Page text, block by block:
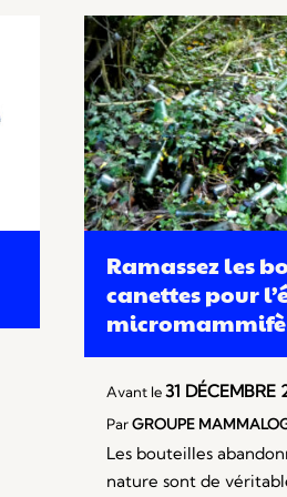
Ramassez les
canettes pour
Avant le31 DÉCEMBRE
ParGROUPE
Les bouteilles
nature sont de